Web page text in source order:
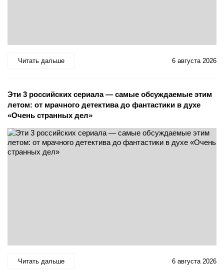
Читать дальше 6 августа 2026
Эти 3 российских сериала — самые обсуждаемые этим
летом: от мрачного детектива до фантастики в духе
«Очень странных дел»
Читать дальше 6 августа 2026